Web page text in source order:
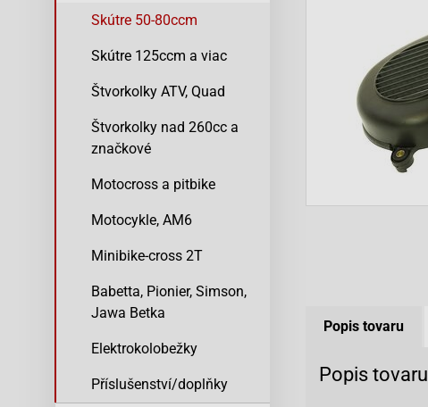
Skútre 50-80ccm
Skútre 125ccm a viac
Štvorkolky ATV, Quad
Štvorkolky nad 260cc a
značkové
Motocross a pitbike
Motocykle, AM6
Minibike-cross 2T
Babetta, Pionier, Simson,
Jawa Betka
Elektrokolobežky
Příslušenství/doplňky
Popis tovaru
Popis tovaru